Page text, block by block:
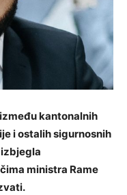
kantonalnih
i ostalih sigurnosnih
ministra Rame